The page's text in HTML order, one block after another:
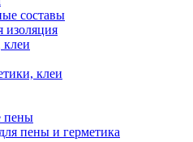
составы
изоляция
клеи
пены
пены и герметика